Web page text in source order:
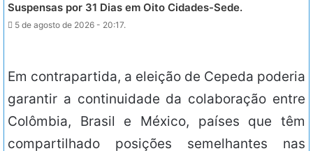
Suspensas por 31 Dias em Oito Cidades-Sede.
5 de agosto de 2026 - 20:17.
Em contrapartida, a eleição de Cepeda poderia
garantir a continuidade da colaboração entre
Colômbia, Brasil e México, países que têm
compartilhado posições semelhantes nas